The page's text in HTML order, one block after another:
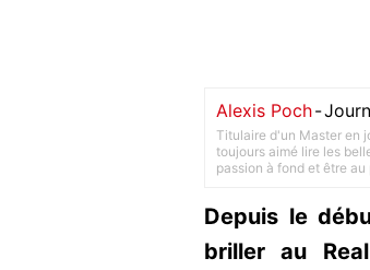
Alexis Poch-
Titulaire d'un Master en
toujours aimé lire les
passion à fond et être
Depuis le
briller au